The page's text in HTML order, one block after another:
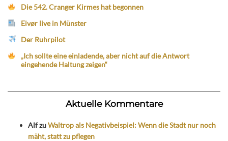
Die 542. Cranger Kirmes hat begonnen
Eivør live in Münster
Der Ruhrpilot
„Ich sollte eine einladende, aber nicht auf die Antwort
eingehende Haltung zeigen“
Aktuelle Kommentare
AlfzuWaltrop als Negativbeispiel: Wenn die Stadt nur noch
mäht, statt zu pflegen